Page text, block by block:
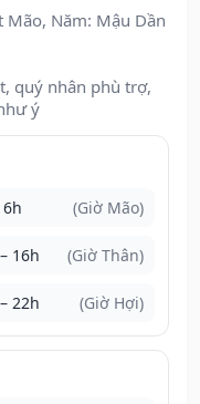
Năm: Mậu Dần
quý nhân phù trợ,
ý
6h (Giờ Mão)
16h (Giờ Thân)
22h (Giờ Hợi)